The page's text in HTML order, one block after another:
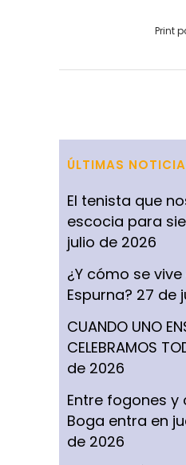
Print
ÚLTIMAS
El tenista que
escocia para
julio de 2026
¿Y cómo se
Espurna? 27 de
CUANDO UNO
CELEBRAMOS
de 2026
Entre fogones y
Boga entra en
de 2026